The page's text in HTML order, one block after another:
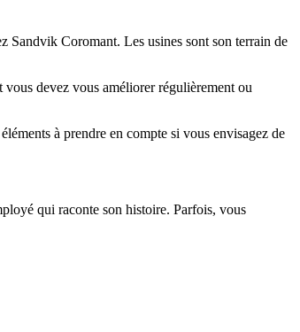
Sandvik Coromant. Les usines sont son terrain de
devez vous améliorer régulièrement ou
à prendre en compte si vous envisagez de
qui raconte son histoire. Parfois, vous